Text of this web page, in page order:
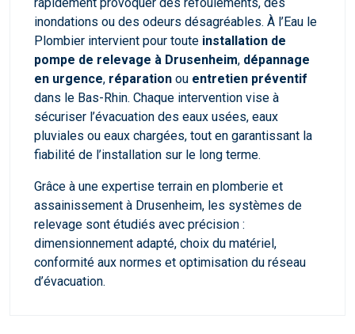
inondations ou des odeurs désagréables. À l’Eau le
Plombier intervient pour toute installation de
pompe de relevage à Drusenheim, dépannage
en urgence, réparation ou entretien préventif
dans le Bas-Rhin. Chaque intervention vise à
sécuriser l’évacuation des eaux usées, eaux
pluviales ou eaux chargées, tout en garantissant la
fiabilité de l’installation sur le long terme.
Grâce à une expertise terrain en plomberie et
assainissement à Drusenheim, les systèmes de
relevage sont étudiés avec précision :
dimensionnement adapté, choix du matériel,
conformité aux normes et optimisation du réseau
d’évacuation.